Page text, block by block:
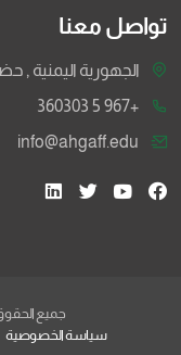
تواصل معنا
الجهورية اليمنية ,
+967 5 360303
info@ahgaff.edu
جميع
سياسة الخصوصية